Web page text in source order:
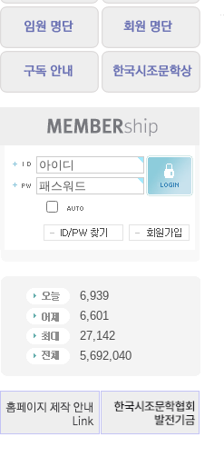
6,939
6,601
27,142
5,692,040